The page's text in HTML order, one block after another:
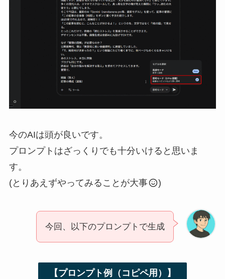
今のAIは頭が良いです。
プロンプトはざっくりでも十分いけると思いま
す。
(とりあえずやってみることが大事
)
今回、以下のプロンプトで生成
【プロンプト例（コピペ用）】